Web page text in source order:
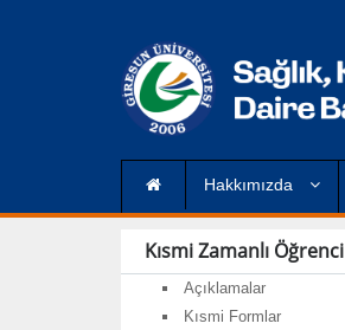
Hakkımızda
Kısmi Zamanlı Öğrenci
Açıklamalar
Kısmi Formlar